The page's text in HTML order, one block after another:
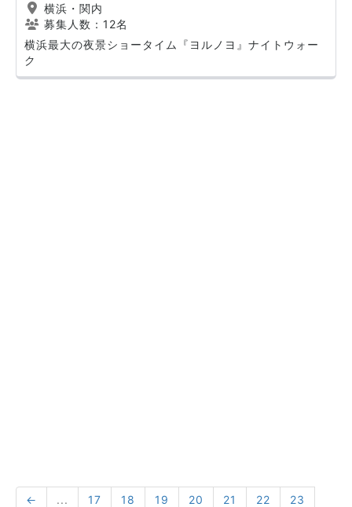
横浜・関内
募集人数：12名
横浜最大の夜景ショータイム『ヨルノヨ』ナイトウォー
ク
← ... 17 18 19 20 21 22
23